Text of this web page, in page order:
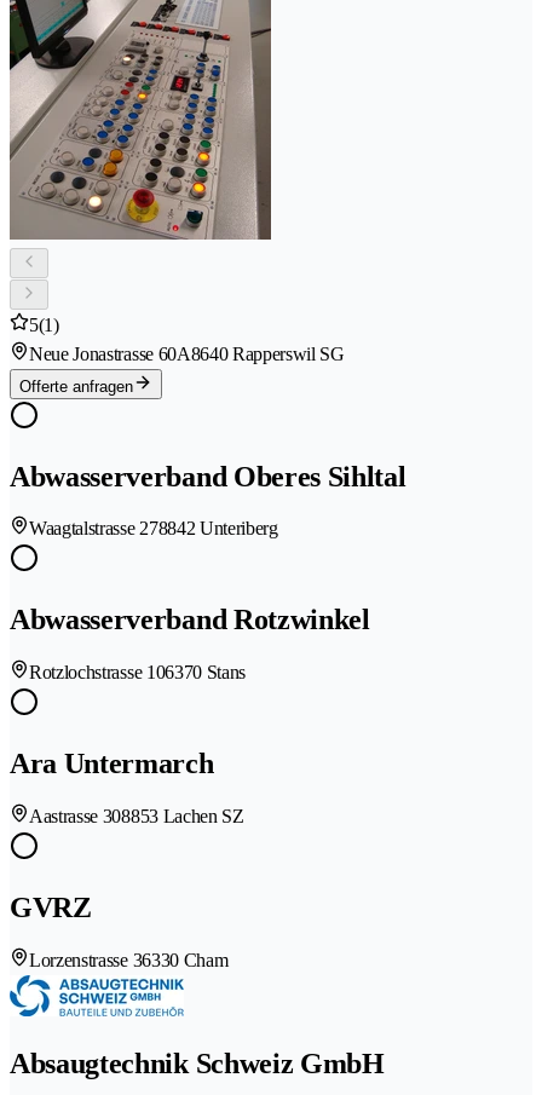
5(1)
Neue Jonastrasse 60A8640 Rapperswil SG
Offerte anfragen
Abwasserverband Oberes Sihltal
Waagtalstrasse 278842 Unteriberg
Abwasserverband Rotzwinkel
Rotzlochstrasse 106370 Stans
Ara Untermarch
Aastrasse 308853 Lachen SZ
GVRZ
Lorzenstrasse 36330 Cham
Absaugtechnik Schweiz GmbH